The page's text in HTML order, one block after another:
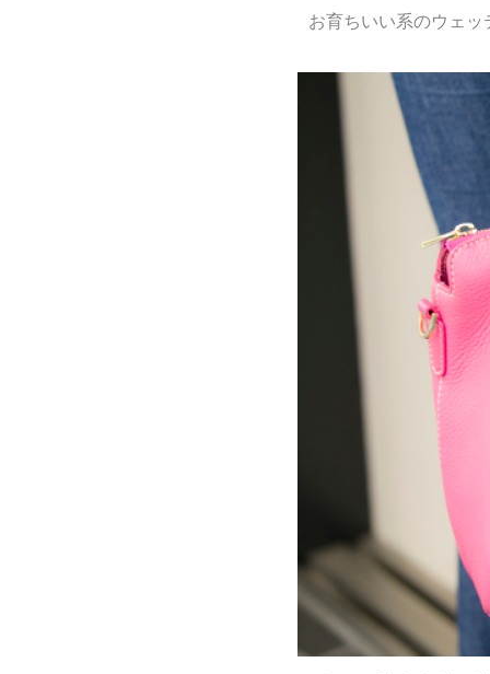
お育ちいい系のウェ